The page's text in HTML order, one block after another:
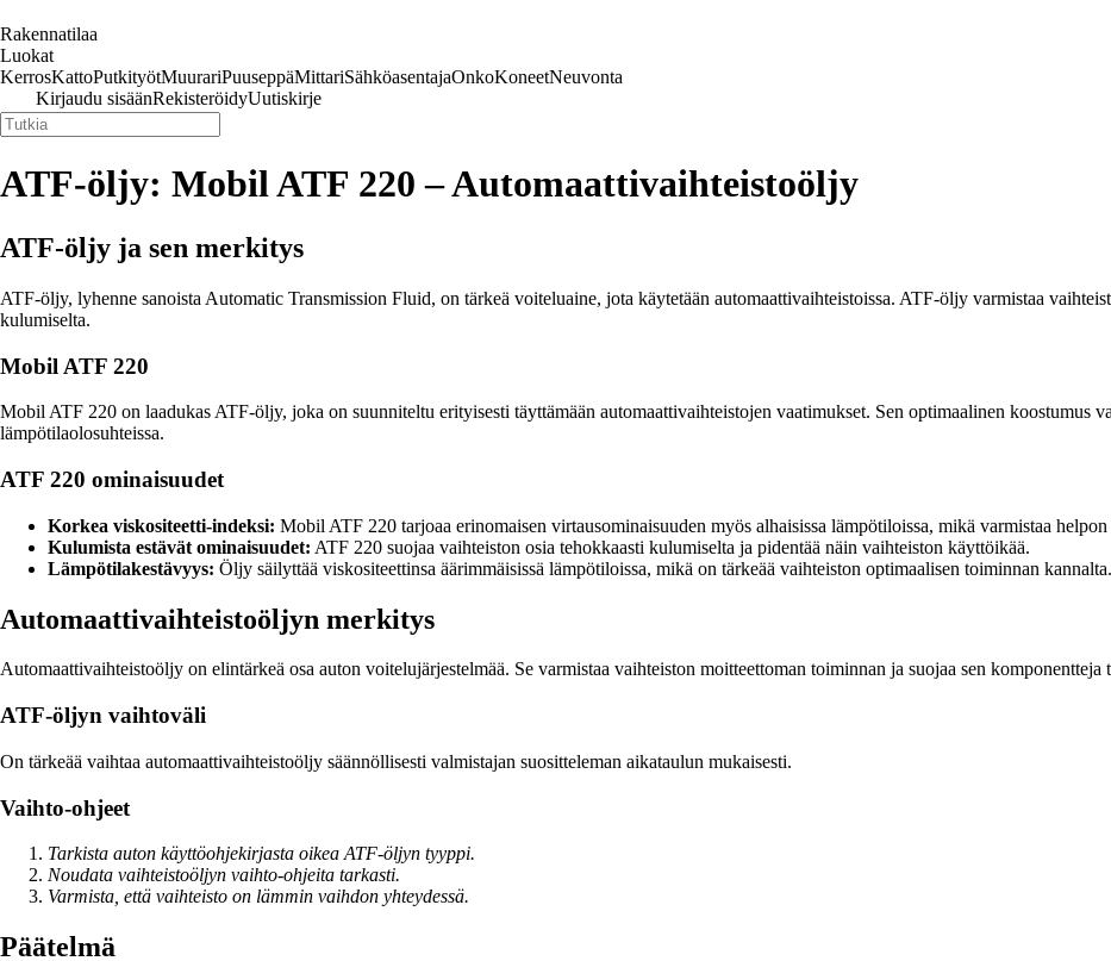
Rakennatilaa
Luokat
KerrosKattoPutkityötMuurariPuuseppäMittariSähköasentajaOnkoKoneetNeuvonta
Kirjaudu sisäänRekisteröidyUutiskirje
ATF-öljy: Mobil ATF 220 – Automaattivaihteistoöljy
ATF-öljy ja sen merkitys
ATF-öljy, lyhenne sanoista Automatic Transmission Fluid, on tärkeä voiteluaine, jota käytetään automaattivaihteistoissa. ATF-öljy varmistaa
kulumiselta.
Mobil ATF 220
Mobil ATF 220 on laadukas ATF-öljy, joka on suunniteltu erityisesti täyttämään automaattivaihteistojen vaatimukset. Sen optimaalinen koostumus
lämpötilaolosuhteissa.
ATF 220 ominaisuudet
Korkea viskositeetti-indeksi: Mobil ATF 220 tarjoaa erinomaisen virtausominaisuuden myös alhaisissa lämpötiloissa, mikä varmistaa
Kulumista estävät ominaisuudet: ATF 220 suojaa vaihteiston osia tehokkaasti kulumiselta ja pidentää näin vaihteiston käyttöikää.
Lämpötilakestävyys: Öljy säilyttää viskositeettinsa äärimmäisissä lämpötiloissa, mikä on tärkeää vaihteiston optimaalisen toiminnan kannalta.
Automaattivaihteistoöljyn merkitys
Automaattivaihteistoöljy on elintärkeä osa auton voitelujärjestelmää. Se varmistaa vaihteiston moitteettoman toiminnan ja suojaa sen komponentteja
ATF-öljyn vaihtoväli
On tärkeää vaihtaa automaattivaihteistoöljy säännöllisesti valmistajan suositteleman aikataulun mukaisesti.
Vaihto-ohjeet
Tarkista auton käyttöohjekirjasta oikea ATF-öljyn tyyppi.
Noudata vaihteistoöljyn vaihto-ohjeita tarkasti.
Varmista, että vaihteisto on lämmin vaihdon yhteydessä.
Päätelmä